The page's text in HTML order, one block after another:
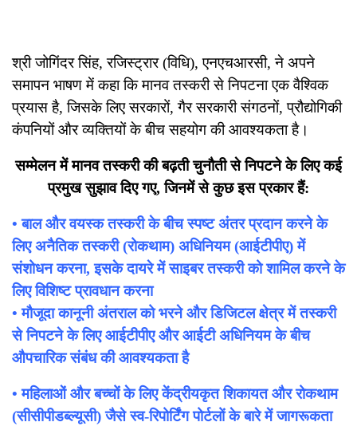
श्री जोगिंदर सिंह, रजिस्ट्रार (विधि), एनएचआरसी, ने अपने
समापन भाषण में कहा कि मानव तस्करी से निपटना एक वैश्विक
प्रयास है, जिसके लिए सरकारों, गैर सरकारी संगठनों, प्रौद्योगिकी
कंपनियों और व्यक्तियों के बीच सहयोग की आवश्यकता है।
सम्मेलन में मानव तस्करी की बढ़ती चुनौती से निपटने के लिए कई
प्रमुख सुझाव दिए गए, जिनमें से कुछ इस प्रकार हैं:
• बाल और वयस्क तस्करी के बीच स्पष्ट अंतर प्रदान करने के
लिए अनैतिक तस्करी (रोकथाम) अधिनियम (आईटीपीए) में
संशोधन करना, इसके दायरे में साइबर तस्करी को शामिल करने के
लिए विशिष्ट प्रावधान करना
• मौजूदा कानूनी अंतराल को भरने और डिजिटल क्षेत्र में तस्करी
से निपटने के लिए आईटीपीए और आईटी अधिनियम के बीच
औपचारिक संबंध की आवश्यकता है
• महिलाओं और बच्चों के लिए केंद्रीयकृत शिकायत और रोकथाम
(सीसीपीडब्ल्यूसी) जैसे स्व-रिपोर्टिंग पोर्टलों के बारे में जागरूकता